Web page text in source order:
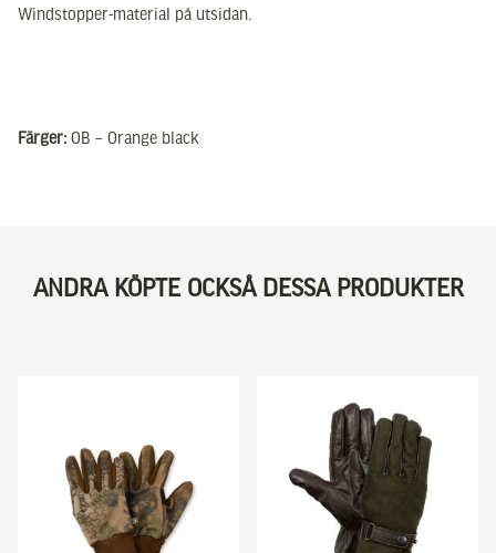
Windstopper-material på utsidan.
Färger: OB – Orange black
ANDRA KÖPTE OCKSÅ DESSA PRODUKTER